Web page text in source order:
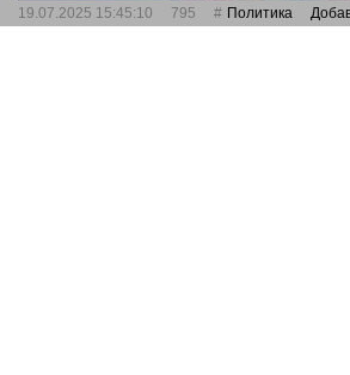
19.07.2025 15:45:10 795 Политика